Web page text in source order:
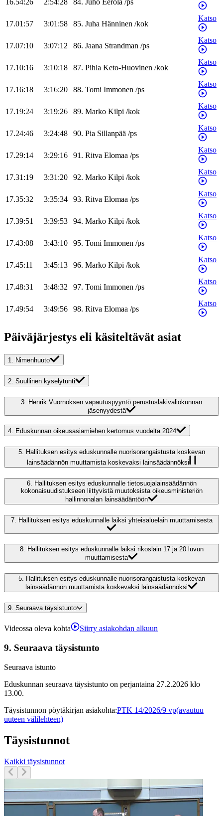
16.54:26 2:54:28 84. Juho Eerola /ps
17.01:57 3:01:58 85. Juha Hänninen /kok
Katso
17.07:10 3:07:12 86. Jaana Strandman /ps
Katso
17.10:16 3:10:18 87. Pihla Keto-Huovinen /kok
Katso
17.16:18 3:16:20 88. Tomi Immonen /ps
Katso
17.19:24 3:19:26 89. Marko Kilpi /kok
Katso
17.24:46 3:24:48 90. Pia Sillanpää /ps
Katso
17.29:14 3:29:16 91. Ritva Elomaa /ps
Katso
17.31:19 3:31:20 92. Marko Kilpi /kok
Katso
17.35:32 3:35:34 93. Ritva Elomaa /ps
Katso
17.39:51 3:39:53 94. Marko Kilpi /kok
Katso
17.43:08 3:43:10 95. Tomi Immonen /ps
Katso
17.45:11 3:45:13 96. Marko Kilpi /kok
Katso
17.48:31 3:48:32 97. Tomi Immonen /ps
Katso
17.49:54 3:49:56 98. Ritva Elomaa /ps
Katso
Päiväjärjestys eli käsiteltävät asiat
1. Nimenhuuto
2. Suullinen kyselytunti
3. Henrik Vuornoksen vapautuspyyntö perustuslakivaliokunnan
jäsenyydestä
4. Eduskunnan oikeusasiamiehen kertomus vuodelta 2024
5. Hallituksen esitys eduskunnalle nuorisorangaistusta koskevan
lainsäädännön muuttamista koskevaksi lainsäädännöksi
6.
Hallituksen esitys eduskunnalle tietosuojalainsäädännön
kokonaisuudistukseen liittyvistä muutoksista oikeusministeriön
hallinnonalan lainsäädäntöön
7. Hallituksen esitys eduskunnalle laiksi yhteisaluelain muuttamisesta
8. Hallituksen esitys eduskunnalle laiksi rikoslain 17 ja 20 luvun
muuttamisesta
5. Hallituksen esitys eduskunnalle nuorisorangaistusta koskevan
lainsäädännön muuttamista koskevaksi lainsäädännöksi
9. Seuraava täysistunto
Videossa oleva kohta Siirry asiakohdan alkuun
9. Seuraava täysistunto
Seuraava istunto
Eduskunnan seuraava täysistunto on perjantaina 27.2.2026 klo
13.00.
Täysistunnon pöytäkirjan asiakohta:PTK 14/2026/9 vp(avautuu
uuteen välilehteen)
Täysistunnot
Kaikki täysistunnot